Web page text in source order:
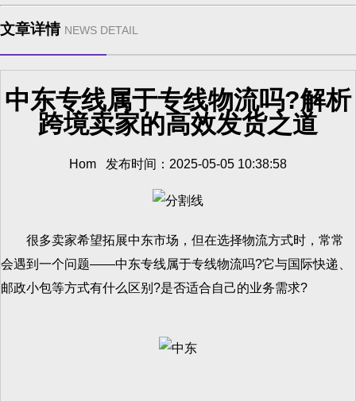
文章详情 NEWS DETAIL
中东专线属于专线物流吗?解析
跨境卖家的高效发货之道
Hom 发布时间：2025-05-05 10:38:58
很多卖家希望拓展中东市场，但在选择物流方式时，常常
会遇到一个问题——中东专线属于专线物流吗?它与国际快递、
邮政小包等方式有什么区别?是否适合自己的业务需求?